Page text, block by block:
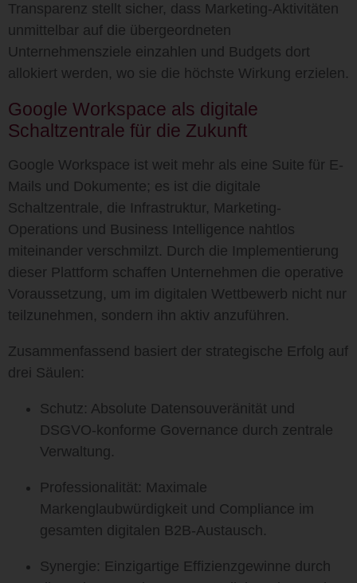
Transparenz stellt sicher, dass Marketing-Aktivitäten
unmittelbar auf die übergeordneten
Unternehmensziele einzahlen und Budgets dort
allokiert werden, wo sie die höchste Wirkung erzielen.
Google Workspace als digitale
Schaltzentrale für die Zukunft
Google Workspace ist weit mehr als eine Suite für E-
Mails und Dokumente; es ist die digitale
Schaltzentrale, die Infrastruktur, Marketing-
Operations und Business Intelligence nahtlos
miteinander verschmilzt. Durch die Implementierung
dieser Plattform schaffen Unternehmen die operative
Voraussetzung, um im digitalen Wettbewerb nicht nur
teilzunehmen, sondern ihn aktiv anzuführen.
Zusammenfassend basiert der strategische Erfolg auf
drei Säulen:
Schutz: Absolute Datensouveränität und
DSGVO-konforme Governance durch zentrale
Verwaltung.
Professionalität: Maximale
Markenglaubwürdigkeit und Compliance im
gesamten digitalen B2B-Austausch.
Synergie: Einzigartige Effizienzgewinne durch